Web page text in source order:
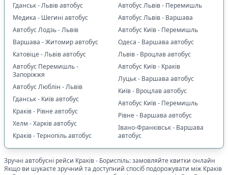
Гданськ - Львів автобус
Медика - Шегині автобус
Автобус Лодзь - Львів
Варшава - Житомир автобус
Катовіце - Львів автобус
Автобус Перемишль -
Запоріжжя
Автобус Люблін - Львів
Гданськ - Київ автобус
Краків - Рівне автобус
Хелм - Харків автобус
Краків - Тернопіль автобус
Автобус Львів - Перемишль
Автобус Львів - Варшава
Автобус Київ - Перемишль
Одеса - Варшава автобус
Львів - Вроцлав автобус
Автобус Київ - Краків
Луцьк - Варшава автобус
Київ - Вроцлав автобус
Автобус Київ - Перемишль
Рівне - Варшава автобус
Івано-Франківськ - Варшава
автобус
Зручні автобусні рейси Краків- Бориспіль: замовляйте квитки онлайн
Якщо ви шукаєте зручний та доступний спосіб подорожувати між Краків